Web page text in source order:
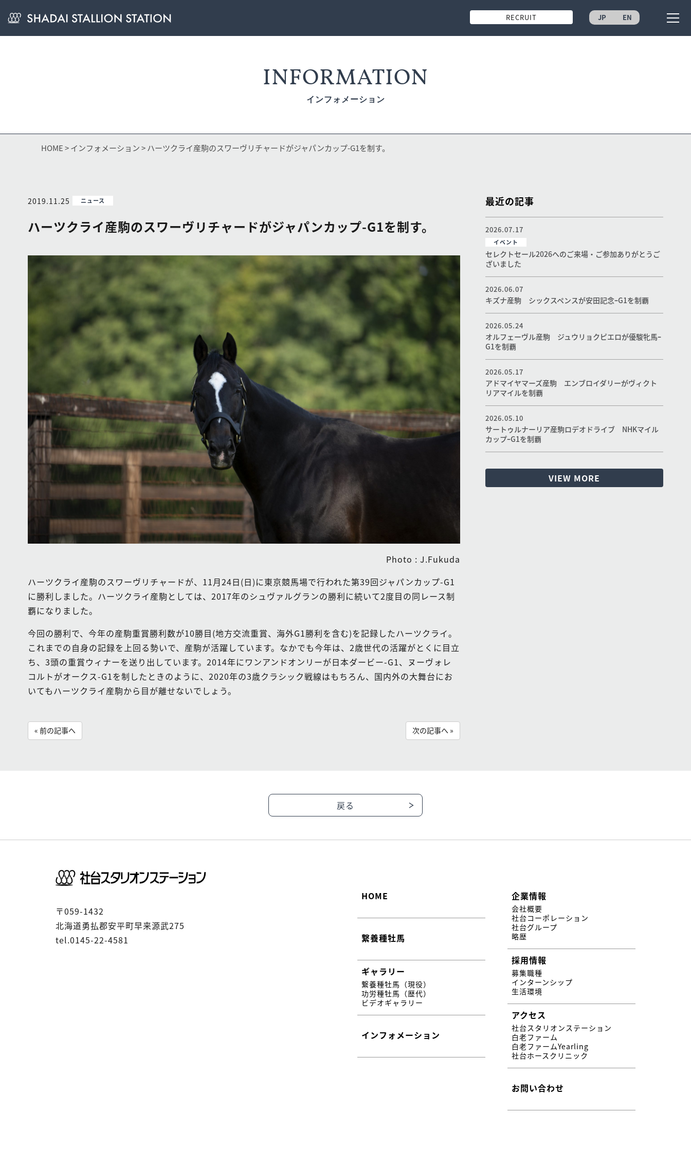
JP EN
RECRUIT
INFORMATION
インフォメーション
HOME>インフォメーション> ハーツクライ産駒のスワーヴリチャードがジャパンカップ-G1を制す。
2019.11.25 ニュース
ハーツクライ産駒のスワーヴリチャードがジャパンカップ-G1を制す。
Photo : J.Fukuda
ハーツクライ産駒のスワーヴリチャードが、11月24日(日)に東京競馬場で行われた第39回ジャパンカップ-G1
に勝利しました。ハーツクライ産駒としては、2017年のシュヴァルグランの勝利に続いて2度目の同レース制
覇になりました。
今回の勝利で、今年の産駒重賞勝利数が10勝目(地方交流重賞、海外G1勝利を含む)を記録したハーツクライ。
これまでの自身の記録を上回る勢いで、産駒が活躍しています。なかでも今年は、2歳世代の活躍がとくに目立
ち、3頭の重賞ウィナーを送り出しています。2014年にワンアンドオンリーが日本ダービー-G1、ヌーヴォレ
コルトがオークス-G1を制したときのように、2020年の3歳クラシック戦線はもちろん、国内外の大舞台にお
いてもハーツクライ産駒から目が離せないでしょう。
« 前の記事へ 次の記事へ »
最近の記事
2026.07.17
イベント
セレクトセール2026へのご来場・ご参加ありがとうご
ざいました
2026.06.07
キズナ産駒 シックスペンスが安田記念ｰG1を制覇
2026.05.24
オルフェーヴル産駒 ジュウリョクピエロが優駿牝馬ｰ
G1を制覇
2026.05.17
アドマイヤマーズ産駒 エンブロイダリーがヴィクト
リアマイルを制覇
2026.05.10
サートゥルナーリア産駒ロデオドライブ NHKマイル
カップｰG1を制覇
VIEW MORE
戻る
〒059-1432
北海道勇払郡安平町早来源武275
tel.0145-22-4581
HOME
繋養種牡馬
ギャラリー
繋養種牡馬（現役）
功労種牡馬（歴代）
ビデオギャラリー
インフォメーション
企業情報
会社概要
社台コーポレーション
社台グループ
略歴
採用情報
募集職種
インターンシップ
生活環境
アクセス
社台スタリオンステーション
白老ファーム
白老ファームYearling
社台ホースクリニック
お問い合わせ